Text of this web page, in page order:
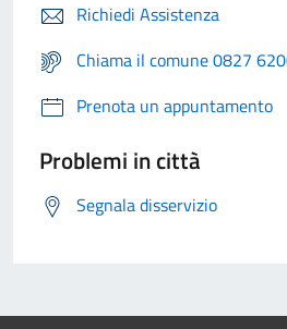
Richiedi Assistenza
Chiama il comune 0827
Prenota un appuntamento
Problemi in città
Segnala disservizio